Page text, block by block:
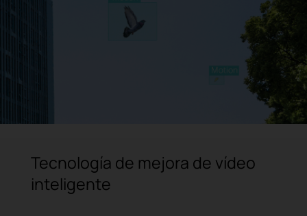
Tecnología de mejora de vídeo
inteligente